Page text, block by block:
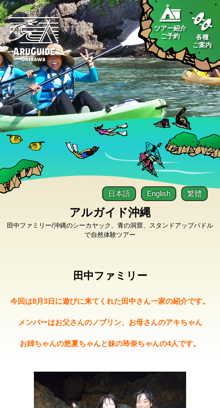
ツアー紹介
ご予約
各種
ご案内
アルガイド沖縄
田中ファミリー/沖縄のシーカヤック、青の洞窟、スタンドアップパドル
で自然体験ツアー
日本語 English 繁體
田中ファミリー
今回は8月3日に遊びに来てくれた田中さん一家の紹介です。
メンバーはお父さんのノブリン、お母さんのアキちゃん
お姉ちゃんの悠夏ちゃんと妹の玲奈ちゃんの4人です。